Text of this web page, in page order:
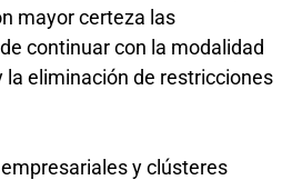
mayor certeza las
continuar con la modalidad
eliminación de restricciones
y clústeres